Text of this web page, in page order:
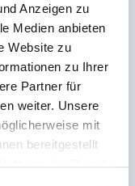
Anzeigen zu
Medien anbieten
Website zu
zu Ihrer
Partner für
weiter. Unsere
mit
bereitgestellt
der Dienste
verändern
Wir haben